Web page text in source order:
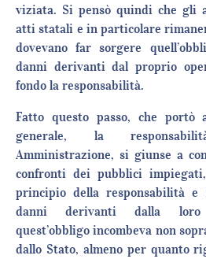
viziata. Si pensò quindi che gli
atti statali e in particolare
dovevano far sorgere
danni derivanti dal proprio
fondo la responsabilità.
Fatto questo passo, che portò
generale, la
Amministrazione, si giunse a
confronti dei pubblici
principio della responsabilità
danni derivanti dalla loro
quest’obbligo incombeva non
dallo Stato, almeno per quanto